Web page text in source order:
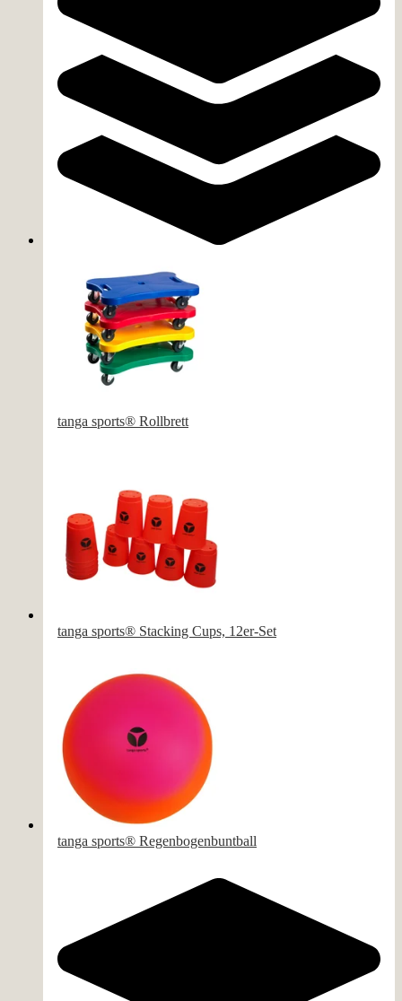
tanga sports® Rollbrett
tanga sports® Stacking Cups, 12er-Set
tanga sports® Regenbogenbuntball